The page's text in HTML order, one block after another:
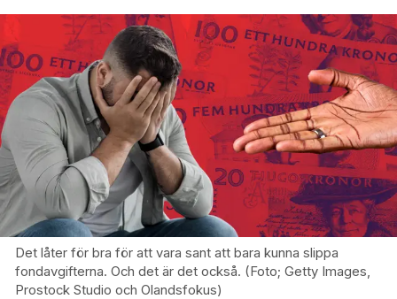
Det låter för bra för att vara sant att bara kunna slippa
fondavgifterna. Och det är det också. (Foto; Getty Images,
Prostock Studio och Olandsfokus)